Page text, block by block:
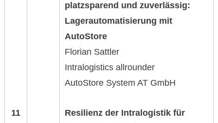
platzsparend und zuverlässig:
Lagerautomatisierung mit
AutoStore
Florian Sattler
Intralogistics allrounder
AutoStore System AT GmbH
11
Resilienz der Intralogistik für